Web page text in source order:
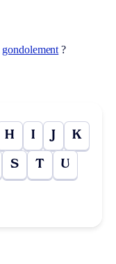
gondolement ?
H I J K
S T U